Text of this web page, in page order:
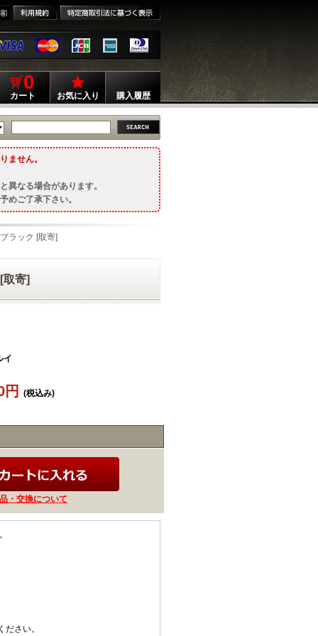
0
カート お気に入り 購入履歴
ません。
異なる場合があります。
めご了承下さい。
ラック [取寄]
取寄]
イ
円 (税込み)
・交換について
さい。